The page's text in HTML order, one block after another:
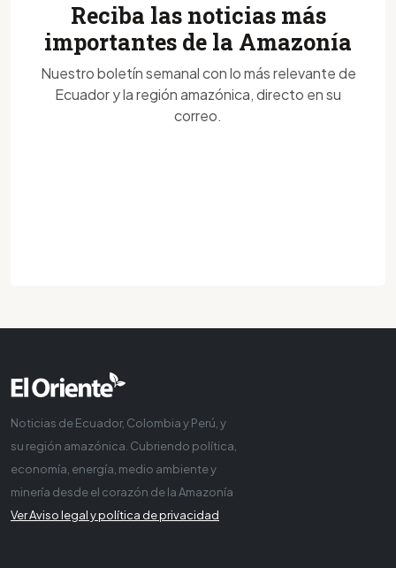
Reciba las noticias más
importantes de la Amazonía
Nuestro boletín semanal con lo más relevante de
Ecuador y la región amazónica, directo en su
correo.
Noticias de Ecuador, Colombia y Perú, y
su región amazónica. Cubriendo política,
economía, energía, medio ambiente y
minería desde el corazón de la Amazonía
Ver Aviso legal y política de privacidad